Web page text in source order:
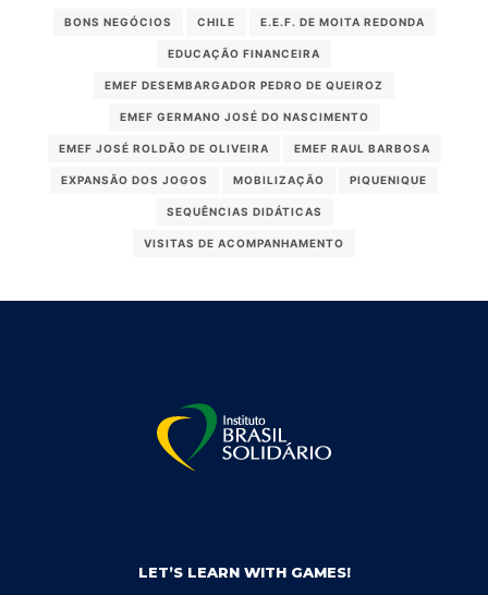
BONS NEGÓCIOS CHILE E.E.F. DE MOITA REDONDA
EDUCAÇÃO FINANCEIRA
EMEF DESEMBARGADOR PEDRO DE QUEIROZ
EMEF GERMANO JOSÉ DO NASCIMENTO
EMEF JOSÉ ROLDÃO DE OLIVEIRA EMEF RAUL BARBOSA
EXPANSÃO DOS JOGOS MOBILIZAÇÃO PIQUENIQUE
SEQUÊNCIAS DIDÁTICAS
VISITAS DE ACOMPANHAMENTO
LET’S LEARN WITH GAMES!